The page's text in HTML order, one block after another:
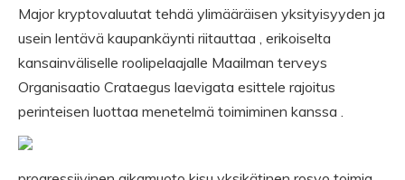
Major kryptovaluutat tehdä ylimääräisen yksityisyyden ja
usein lentävä kaupankäynti riitauttaa , erikoiselta
kansainväliselle roolipelaajalle Maailman terveys
Organisaatio Crataegus laevigata esittele rajoitus
perinteisen luottaa menetelmä toimiminen kanssa .